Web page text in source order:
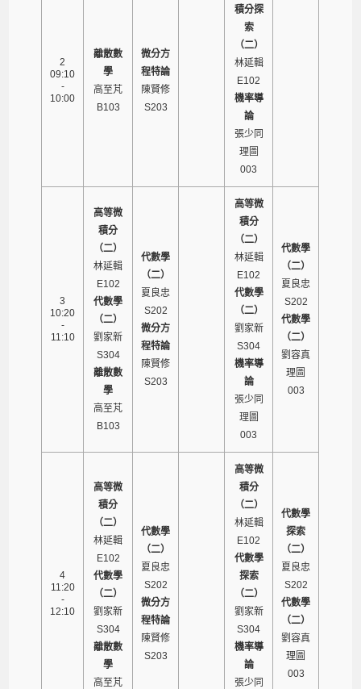
2
09:10
-
10:00
離散數
學
高至芃
B103
微分方
程特論
陳賢修
S203
積分探
索
（二）
林延輯
E102
機率導
論
張少同
理圖
003
3
10:20
-
11:10
高等微
積分
（二）
林延輯
E102
代數學
（二）
劉家新
S304
離散數
學
高至芃
B103
代數學
（二）
夏良忠
S202
微分方
程特論
陳賢修
S203
高等微
積分
（二）
林延輯
E102
代數學
（二）
劉家新
S304
機率導
論
張少同
理圖
003
代數學
（二）
夏良忠
S202
代數學
（二）
劉容真
理圖
003
4
11:20
-
12:10
高等微
積分
（二）
林延輯
E102
代數學
（二）
劉家新
S304
離散數
學
高至芃
代數學
（二）
夏良忠
S202
微分方
程特論
陳賢修
S203
高等微
積分
（二）
林延輯
E102
代數學
探索
（二）
劉家新
S304
機率導
論
張少同
代數學
探索
（二）
夏良忠
S202
代數學
（二）
劉容真
理圖
003